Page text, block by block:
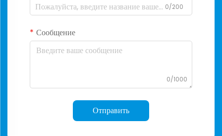
0/200
Сообщение
0/1000
Отправить